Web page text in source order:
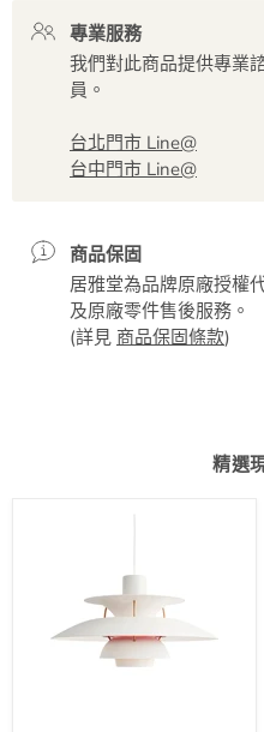
專業服務
我們對此商品提供專業
員。
台北門市 Line@
台中門市 Line@
商品保固
居雅堂為品牌原廠授權
及原廠零件售後服務。
(詳見 商品保固條款)
精選